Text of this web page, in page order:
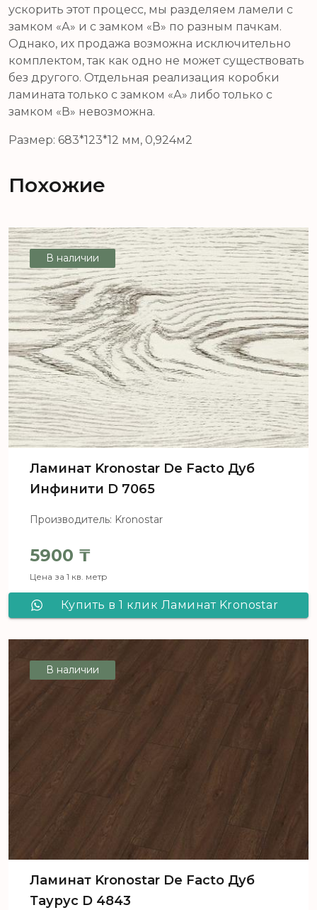
ускорить этот процесс, мы разделяем ламели с
замком «А» и с замком «В» по разным пачкам.
Однако, их продажа возможна исключительно
комплектом, так как одно не может существовать
без другого. Отдельная реализация коробки
ламината только с замком «А» либо только с
замком «В» невозможна.
Размер: 683*123*12 мм, 0,924м2
Похожие
В наличии
Ламинат Kronostar De Facto Дуб
Инфинити D 7065
Производитель: Kronostar
5900 ₸
Цена за 1 кв. метр
Купить в 1 клик Ламинат Kronostar
В наличии
Ламинат Kronostar De Facto Дуб
Таурус D 4843